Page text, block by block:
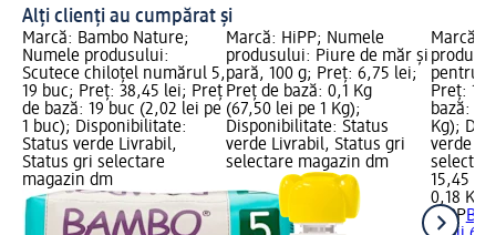
Alți clienți au cumpărat și
Marcă: Bambo Nature;
Numele produsului:
Scutece chiloțel numărul 5,
19 buc; Preț: 38,45 lei; Preț
de bază: 19 buc (2,02 lei pe
1 buc); Disponibilitate:
Status verde Livrabil,
Status gri selectare
magazin dm
Marcă: HiPP; Numele
produsului: Piure de măr și
pară, 100 g; Preț: 6,75 lei;
Preț de bază: 0,1 Kg
(67,50 lei pe 1 Kg);
Disponibilitate: Status
verde Livrabil, Status gri
selectare magazin dm
Marcă:
pentru
Preț:
bază:
Kg);
verde
15,45 lei
0,18 Kg
HiPP